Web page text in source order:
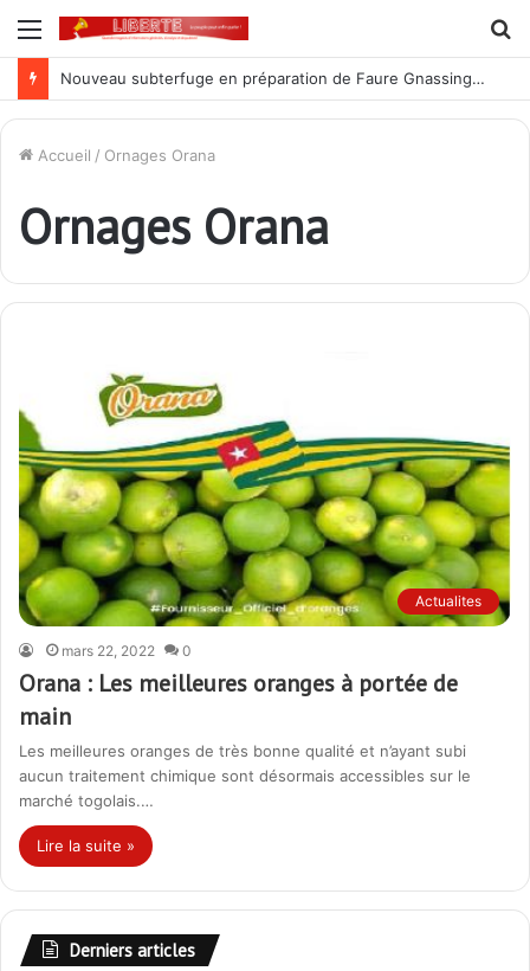
Menu
Nouveau subterfuge en préparation de Faure Gnassingbé pour ne jamais partir ; les Togolais disent non et sont vent debout
Accueil / Ornages Orana
Ornages Orana
Actualites
mars 22, 2022 0
Orana : Les meilleures oranges à portée de
main
Les meilleures oranges de très bonne qualité et n’ayant subi
aucun traitement chimique sont désormais accessibles sur le
marché togolais.…
Lire la suite »
Derniers articles